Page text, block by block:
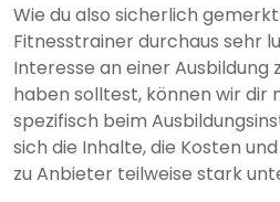
Wie du also sicherlich
Fitnesstrainer durchaus sehr
Interesse an einer Ausbildung
haben solltest, können wir dir
spezifisch beim
sich die Inhalte, die Kosten
zu Anbieter teilweise stark